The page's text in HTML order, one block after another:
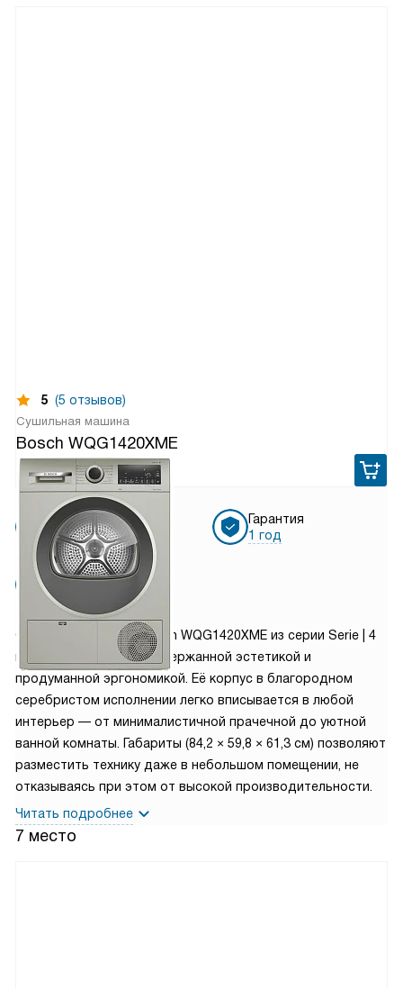
5 (5 отзывов)
Сушильная машина
Bosch WQG1420XME
75 860руб.
Бесплатная
доставка
Установка
от 3750 руб.
Гарантия
1 год
Сушильная машина Bosch WQG1420XME из серии Serie | 4
привлекает внимание сдержанной эстетикой и
продуманной эргономикой. Её корпус в благородном
серебристом исполнении легко вписывается в любой
интерьер — от минималистичной прачечной до уютной
ванной комнаты. Габариты (84,2 × 59,8 × 61,3 см) позволяют
разместить технику даже в небольшом помещении, не
отказываясь при этом от высокой производительности.
Читать подробнее
7 место